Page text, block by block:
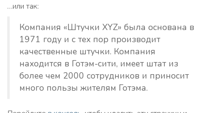
…или так:
Компания «Штучки XYZ» была основана в
1971 году и с тех пор производит
качественные штучки. Компания
находится в Готэм-сити, имеет штат из
более чем 2000 сотрудников и приносит
много пользы жителям Готэма.